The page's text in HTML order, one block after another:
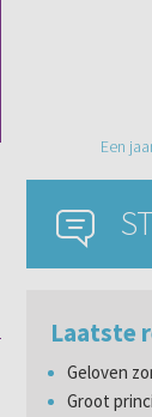
Een
Laatste
Geloven
Groot